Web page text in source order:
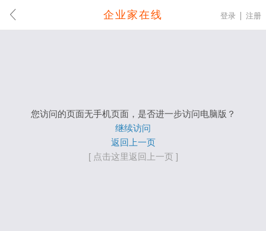
企业家在线 登录 注册
您访问的页面无手机页面，是否进一步访问电脑版？
继续访问
返回上一页
[ 点击这里返回上一页 ]